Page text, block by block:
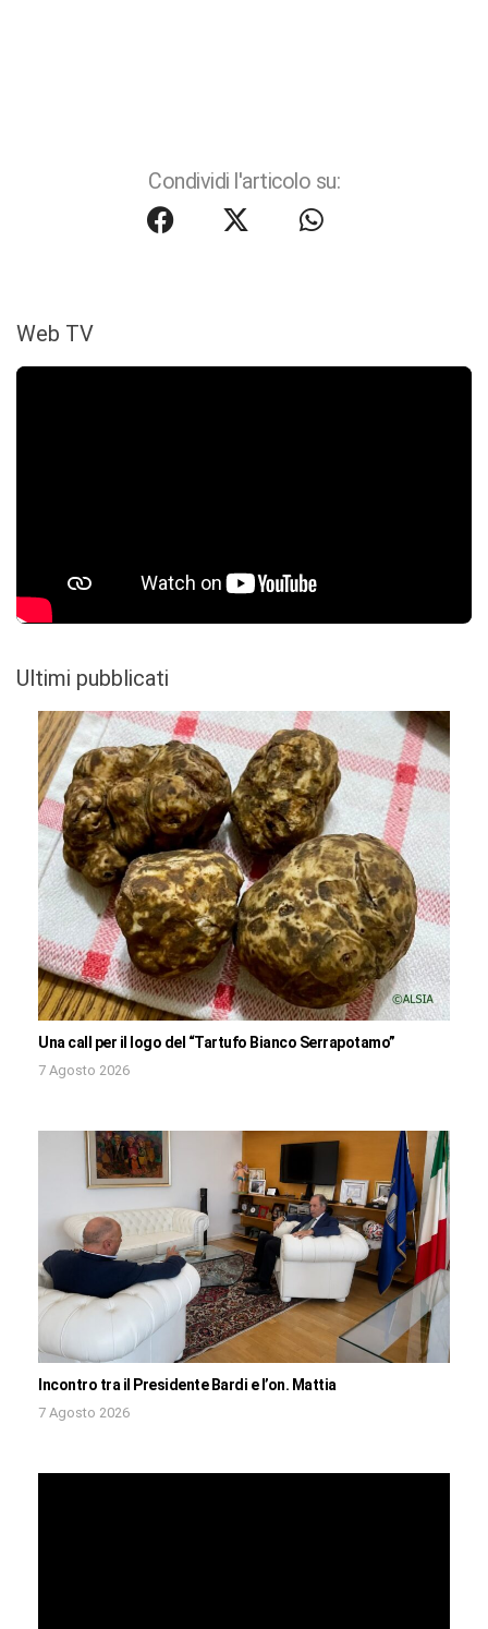
Condividi l'articolo su:
Web TV
Ultimi pubblicati
Una call per il logo del “Tartufo Bianco Serrapotamo”
7 Agosto 2026
Incontro tra il Presidente Bardi e l’on. Mattia
7 Agosto 2026